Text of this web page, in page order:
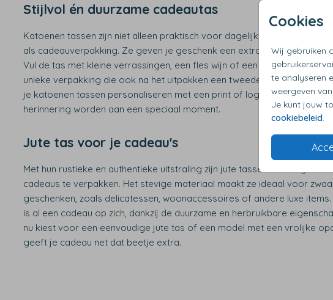
Cookies
Wij gebruiken
te analyseren
weergeven
Je kunt jouw
cookiebeleid.
Stijlvol én duurzame cadeautas
Katoenen tassen zijn niet alleen praktisch voor dagelijks gebruik, maar
als cadeauverpakking. Ze geven je geschenk een extra duurzaam en
Vul de tas met kleine verrassingen, een fles wijn of een boekenpakket,
unieke verpakking die ook na het uitpakken een tweede leven krijgt.
je katoenen tassen personaliseren met een print of logo, waardoor ze
herinnering worden aan een speciaal moment.
Jute tas voor je cadeau's
Met hun rustieke en authentieke uitstraling zijn jute tassen een originele
cadeaus te verpakken. Het stevige materiaal maakt ze ideaal voor
geschenken, zoals delicatessen, woonaccessoires of andere luxe
is al een cadeau op zich, dankzij de duurzame en herbruikbare
nu kiest voor een eenvoudige jute tas of een model met een vrolijke
geeft je cadeau net dat beetje extra.